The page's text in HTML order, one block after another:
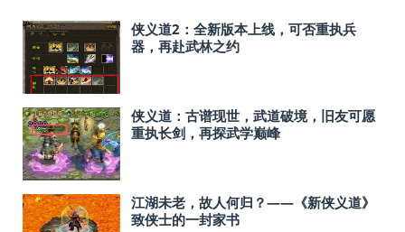
侠义道2：全新版本上线，可否重执兵
器，再赴武林之约
侠义道：古谱现世，武道破境，旧友可愿
重执长剑，再探武学巅峰
江湖未老，故人何归？——《新侠义道》
致侠士的一封家书